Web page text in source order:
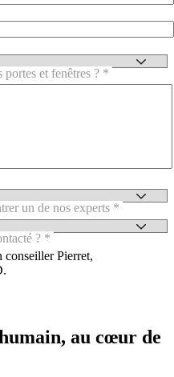
et fenêtres ?
un de nos experts
?
conseiller Pierret,
au cœur de